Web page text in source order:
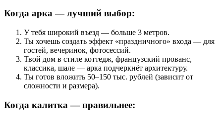
Когда арка — лучший выбор:
У тебя широкий въезд — больше 3 метров.
Ты хочешь создать эффект «праздничного» входа — для
гостей, вечеринок, фотосессий.
Твой дом в стиле коттедж, французский прованс,
классика, шале — арка подчеркнёт архитектуру.
Ты готов вложить 50–150 тыс. рублей (зависит от
сложности и размера).
Когда калитка — правильнее: